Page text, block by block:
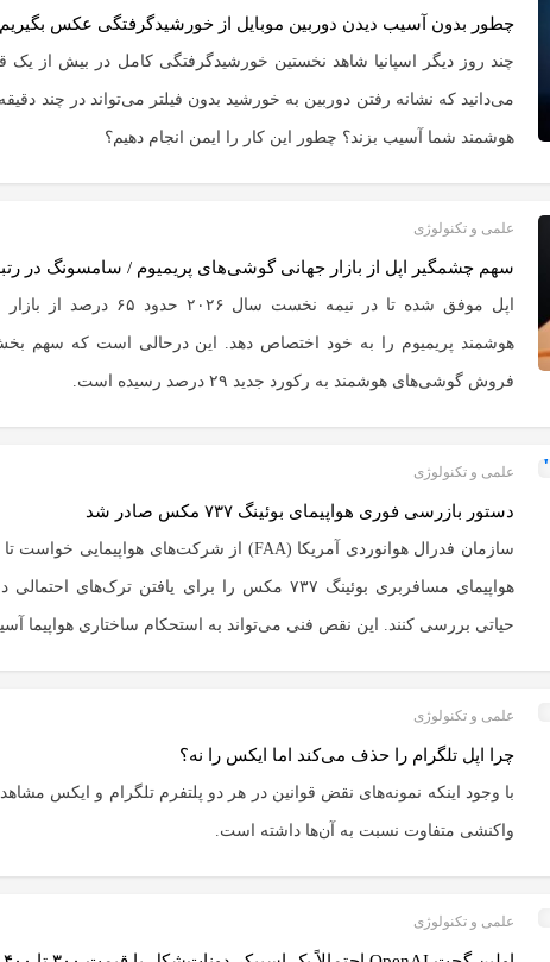
چطور بدون آسیب دیدن دوربین موبایل از خورشیدگرفتگی عکس
چند روز دیگر اسپانیا شاهد نخستین خورشیدگرفتگی کامل در بیش از یک
می‌دانید که نشانه رفتن دوربین به خورشید بدون فیلتر می‌تواند در چند
هوشمند شما آسیب بزند؟ چطور این کار را ایمن انجام دهیم؟
علمی و تکنولوژی
سهم چشمگیر اپل از بازار جهانی گوشی‌های پریمیوم / سامسونگ در
اپل موفق شده تا در نیمه نخست سال
هوشمند پریمیوم را به خود اختصاص دهد. این درحالی است که سهم
فروش گوشی‌های هوشمند به رکورد جدید ۲۹ درصد رسیده است.
علمی و تکنولوژی
دستور بازرسی فوری هواپیمای بوئینگ ۷۳۷ مکس صادر شد
هواپیمای مسافربری بوئینگ ۷۳۷ مکس را برای یافتن
حیاتی بررسی کنند. این نقص فنی می‌تواند به استحکام ساختاری هواپیما
علمی و تکنولوژی
چرا اپل تلگرام را حذف می‌کند اما ایکس را نه؟
با وجود اینکه نمونه‌های نقض قوانین در هر دو پلتفرم تلگرام و ایکس
واکنشی متفاوت نسبت به آن‌ها داشته است.
علمی و تکنولوژی